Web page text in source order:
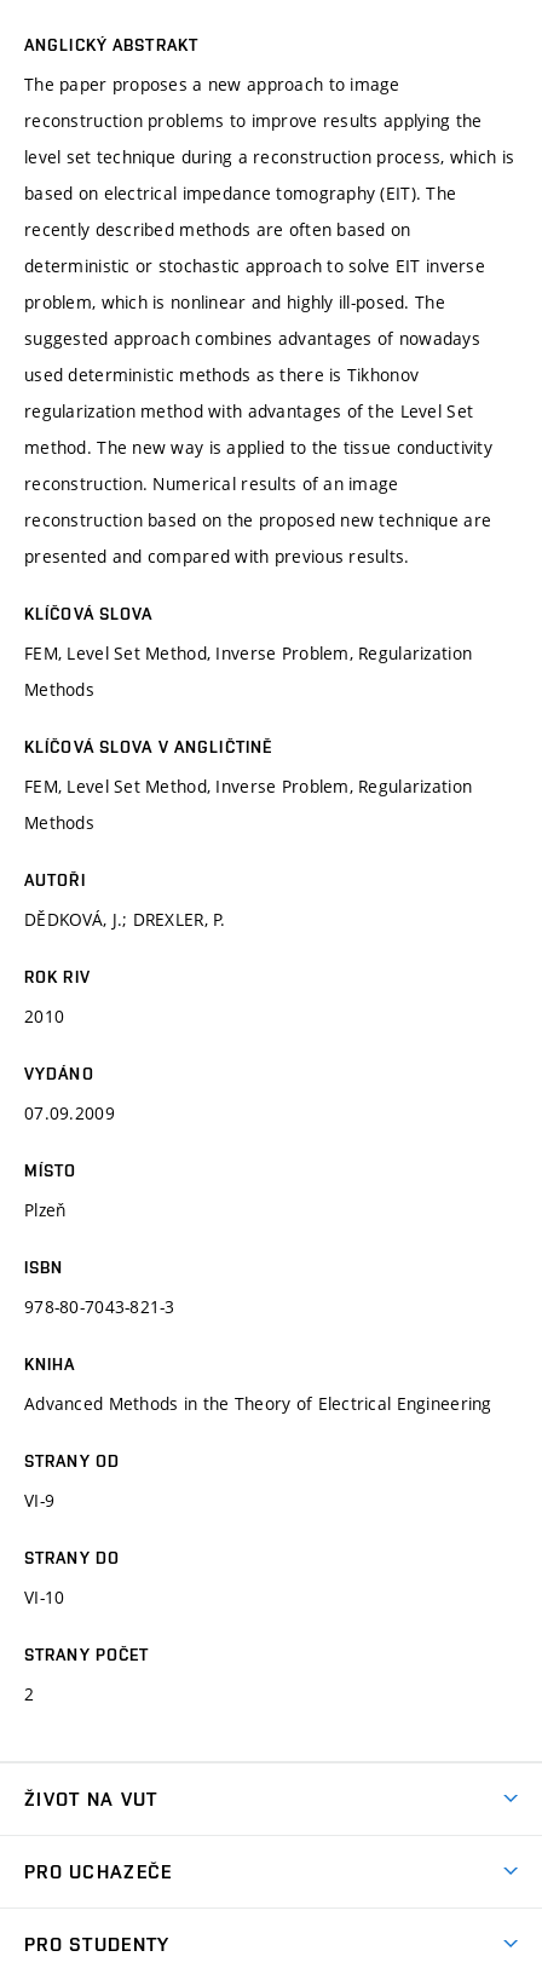
ANGLICKÝ ABSTRAKT
The paper proposes a new approach to image
reconstruction problems to improve results applying the
level set technique during a reconstruction process, which is
based on electrical impedance tomography (EIT). The
recently described methods are often based on
deterministic or stochastic approach to solve EIT inverse
problem, which is nonlinear and highly ill-posed. The
suggested approach combines advantages of nowadays
used deterministic methods as there is Tikhonov
regularization method with advantages of the Level Set
method. The new way is applied to the tissue conductivity
reconstruction. Numerical results of an image
reconstruction based on the proposed new technique are
presented and compared with previous results.
KLÍČOVÁ SLOVA
FEM, Level Set Method, Inverse Problem, Regularization
Methods
KLÍČOVÁ SLOVA V ANGLIČTINĚ
FEM, Level Set Method, Inverse Problem, Regularization
Methods
AUTOŘI
DĚDKOVÁ, J.; DREXLER, P.
ROK RIV
2010
VYDÁNO
07.09.2009
MÍSTO
Plzeň
ISBN
978-80-7043-821-3
KNIHA
Advanced Methods in the Theory of Electrical Engineering
STRANY OD
VI-9
STRANY DO
VI-10
STRANY POČET
2
ŽIVOT NA VUT
Koleje
PRO UCHAZEČE
PRO STUDENTY